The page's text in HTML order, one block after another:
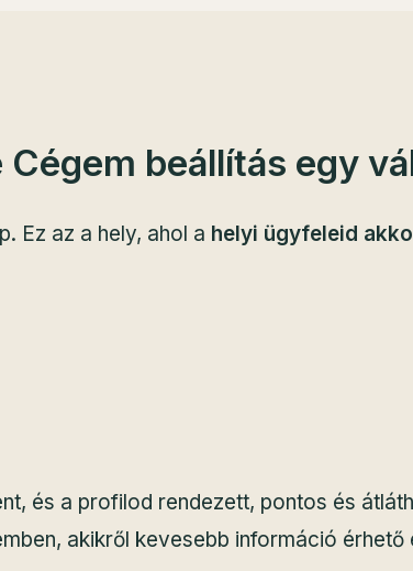
beállítás egy
Ez az a hely, ahol a helyi ügyfeleid
és a profilod rendezett, pontos és
akikről kevesebb információ érhető